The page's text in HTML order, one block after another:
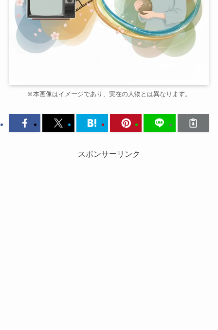
※本画像はイメージであり、実在の人物とは異なります。
スポンサーリンク